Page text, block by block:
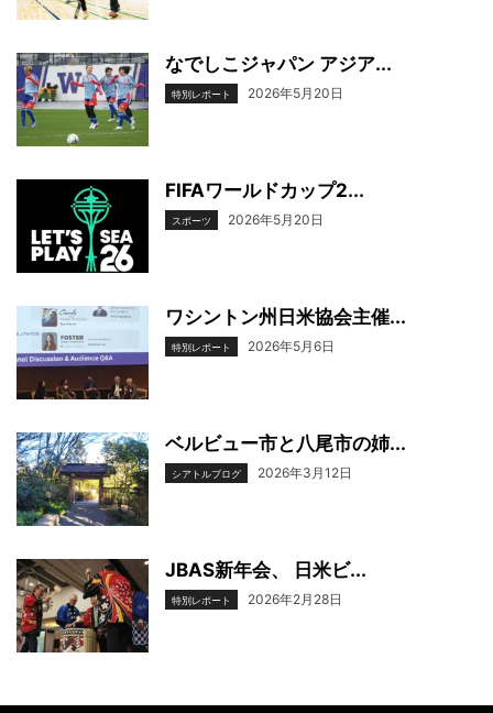
なでしこジャパン アジア...
特別レポート 2026年5月20日
FIFAワールドカップ2...
スポーツ 2026年5月20日
ワシントン州日米協会主催...
特別レポート 2026年5月6日
ベルビュー市と八尾市の姉...
シアトルブログ 2026年3月12日
JBAS新年会、 日米ビ...
特別レポート 2026年2月28日